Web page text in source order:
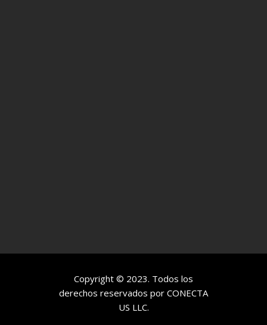
Copyright © 2023. Todos los
derechos reservados por CONECTA
US LLC.